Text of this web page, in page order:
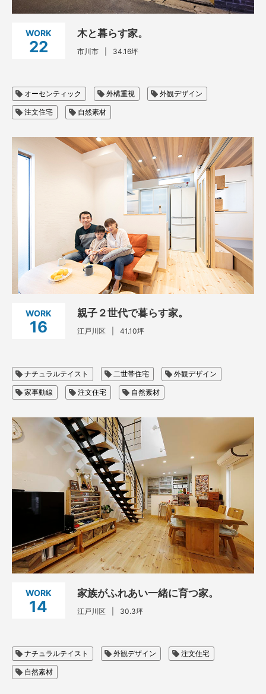
WORK
22
木と暮らす家。
市川市 34.16坪
オーセンティック 外構重視 外観デザイン
注文住宅 自然素材
WORK
16
親子２世代で暮らす家。
江戸川区 41.10坪
ナチュラルテイスト 二世帯住宅 外観デザイン
家事動線 注文住宅 自然素材
WORK
14
家族がふれあい一緒に育つ家。
江戸川区 30.3坪
ナチュラルテイスト 外観デザイン 注文住宅
自然素材